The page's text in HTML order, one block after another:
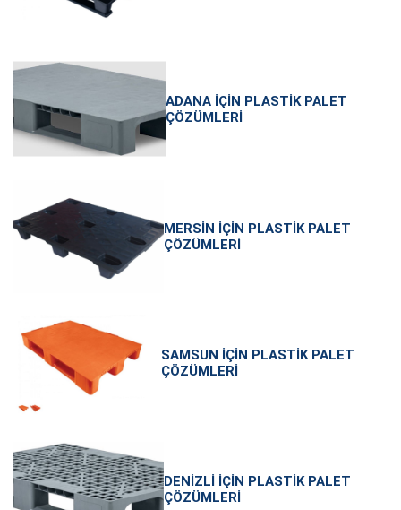
ADANA İÇIN PLASTIK PALET
ÇÖZÜMLERI
MERSIN İÇIN PLASTIK PALET
ÇÖZÜMLERI
SAMSUN İÇIN PLASTIK PALET
ÇÖZÜMLERI
DENIZLI İÇIN PLASTIK PALET
ÇÖZÜMLERI